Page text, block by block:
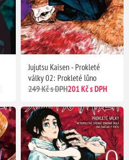
Jujutsu Kaisen - Prokleté
války 02: Prokleté lůno
249 Kč s DPH201 Kč s DPH